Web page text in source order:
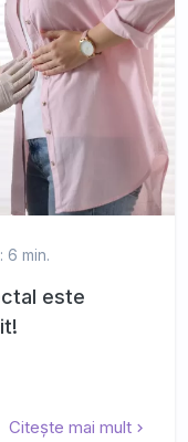
6 min.
este
Citește mai mult